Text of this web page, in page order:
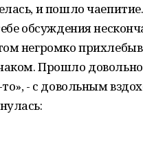
и пошло
обсуждения
негромко
Прошло
- с довольным